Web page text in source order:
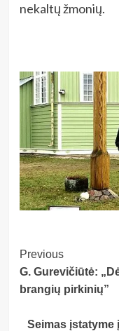
nekaltų žmonių.
Post
Previous
G. Gurevičiūtė:
brangių pirkinių”
Seimas